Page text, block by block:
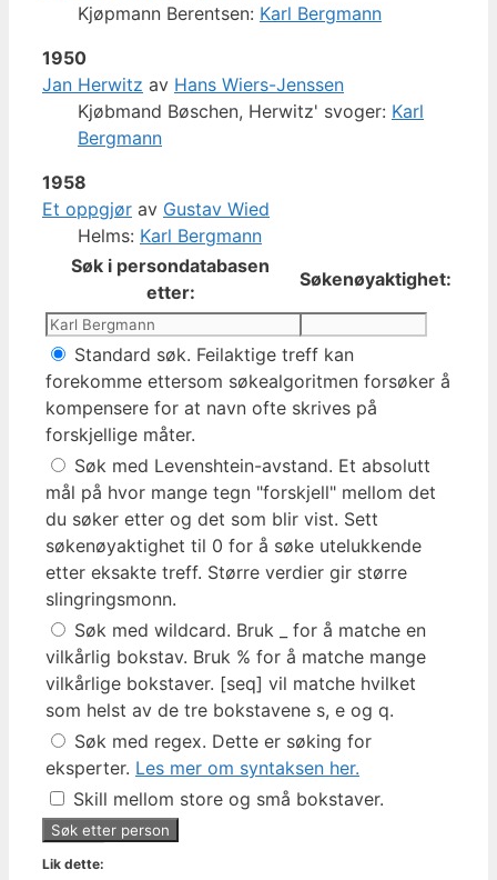
Kjøpmann Berentsen: Karl Bergmann
1950
Jan Herwitz av Hans Wiers-Jenssen
Kjøbmand Bøschen, Herwitz' svoger: Karl
Bergmann
1958
Et oppgjør av Gustav Wied
Helms: Karl Bergmann
Søk i persondatabasen
etter:
Søkenøyaktighet:
Standard søk. Feilaktige treff kan
forekomme ettersom søkealgoritmen forsøker å
kompensere for at navn ofte skrives på
forskjellige måter.
Søk med Levenshtein-avstand. Et absolutt
mål på hvor mange tegn "forskjell" mellom det
du søker etter og det som blir vist. Sett
søkenøyaktighet til 0 for å søke utelukkende
etter eksakte treff. Større verdier gir større
slingringsmonn.
Søk med wildcard. Bruk _ for å matche en
vilkårlig bokstav. Bruk % for å matche mange
vilkårlige bokstaver. [seq] vil matche hvilket
som helst av de tre bokstavene s, e og q.
Søk med regex. Dette er søking for
eksperter. Les mer om syntaksen her.
Skill mellom store og små bokstaver.
Lik dette: